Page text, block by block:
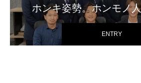
ホンキ姿勢。ホンモノ
ENTRY